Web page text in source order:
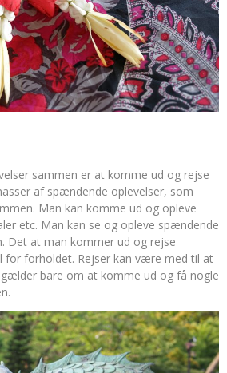
sammen er at komme ud og rejse
af spændende oplevelser, som
Man kan komme ud og opleve
etc. Man kan se og opleve spændende
Det at man kommer ud og rejse
for forholdet. Rejser kan være med til at
bare om at komme ud og få nogle